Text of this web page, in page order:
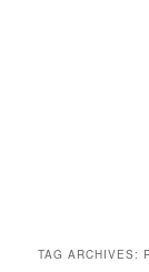
TAG ARCHIVES: